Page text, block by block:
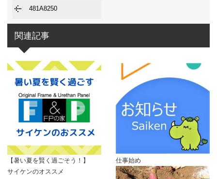
481A8250
関連記事
【暑い夏を賢く過ごそう！】
サイケンのオススメ
仕事始め